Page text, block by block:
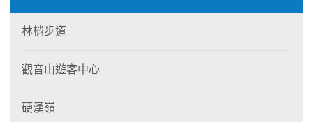
林梢步道
觀音山遊客中心
硬漢嶺